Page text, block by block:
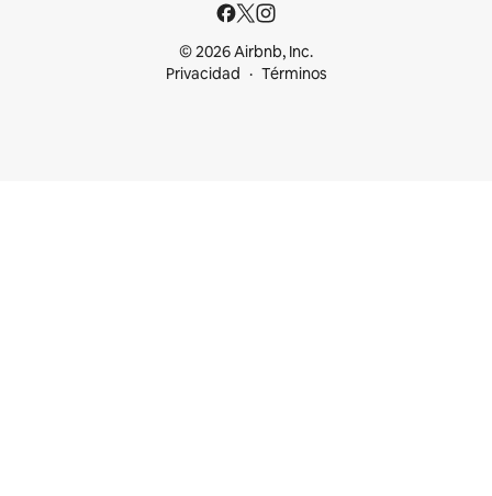
© 2026 Airbnb, Inc.
Privacidad
Términos